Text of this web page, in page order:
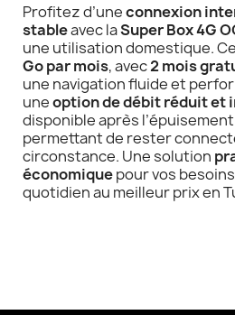
Profitez d’uneconnexion
stableavec laSuper Box 4G
une utilisation domestique.
Go par mois, avec2 mois
une navigation fluide et
uneoption de débit réduit et
disponible après
permettant de rester
circonstance. Une solution
économiquepour vos
quotidien au meilleur prix en